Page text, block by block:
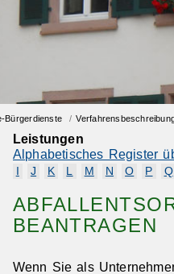
Bürgerdienste /
Leistungen
Alphabetisches Register
J K L M N O P Q
BEANTRAGEN
Wenn Sie als